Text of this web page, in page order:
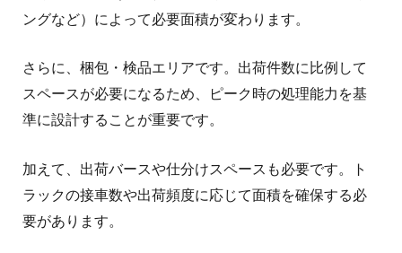
ングなど）によって必要面積が変わります。
さらに、梱包・検品エリアです。出荷件数に比例して
スペースが必要になるため、ピーク時の処理能力を基
準に設計することが重要です。
加えて、出荷バースや仕分けスペースも必要です。ト
ラックの接車数や出荷頻度に応じて面積を確保する必
要があります。